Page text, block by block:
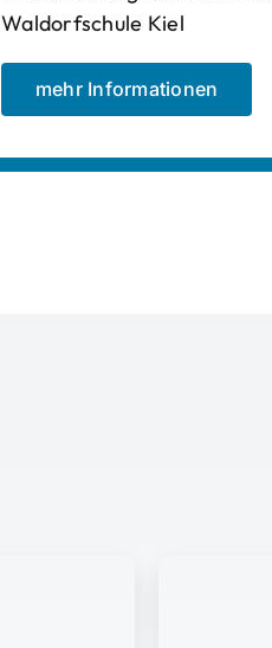
Waldorfschule Kiel
mehr Informationen